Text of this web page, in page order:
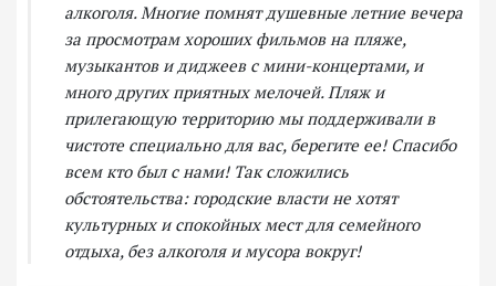
алкоголя. Многие помнят душевные летние вечера
за просмотрам хороших фильмов на пляже,
музыкантов и диджеев с мини-концертами, и
много других приятных мелочей. Пляж и
прилегающую территорию мы поддерживали в
чистоте специально для вас, берегите ее! Спасибо
всем кто был с нами! Так сложились
обстоятельства: городские власти не хотят
культурных и спокойных мест для семейного
отдыха, без алкоголя и мусора вокруг!